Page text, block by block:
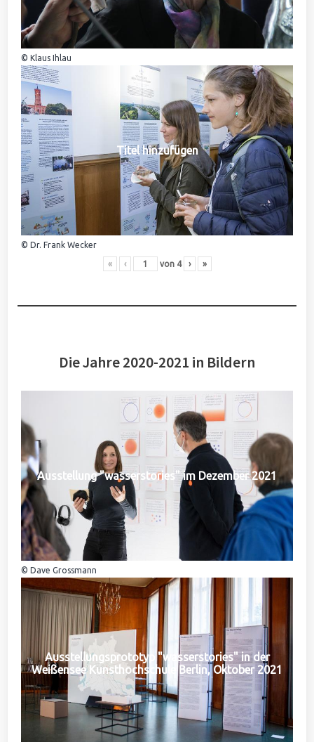
© Klaus Ihlau
Titel hinzufügen
© Dr. Frank Wecker
« ‹ von 4 › »
Die Jahre 2020-2021 in Bildern
Ausstellung "wasserstories" im Dezember 2021
© Dave Grossmann
Ausstellungsprototyp "wasserstories" in der
Weißensee Kunsthochschule Berlin, Oktober 2021